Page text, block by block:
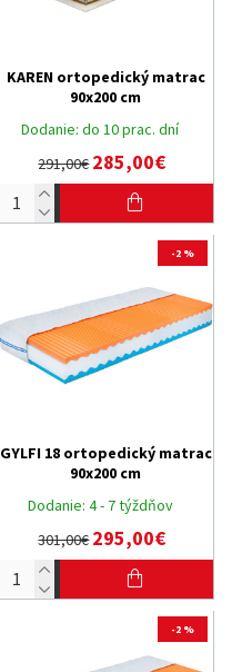
Dodanie: do 10 prac. dní
KAREN ortopedický matrac
90x200 cm
291,00€285,00€
-2 %
Dodanie: 4 - 7 týždňov
GYLFI 18 ortopedický matrac
90x200 cm
301,00€295,00€
-2 %